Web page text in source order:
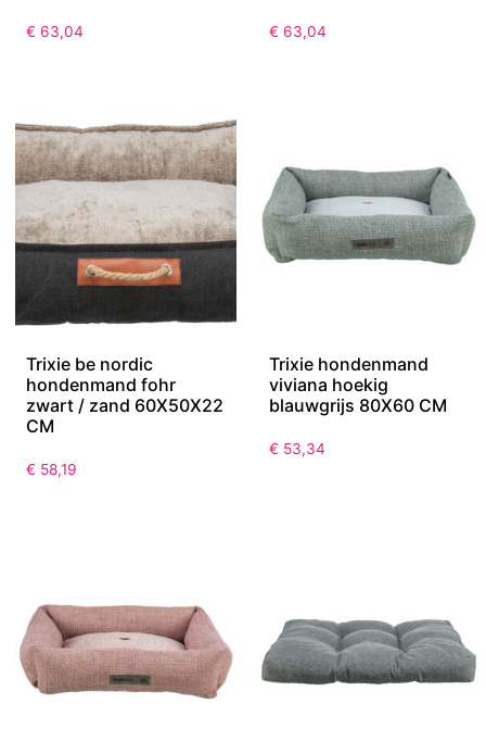
€ 63,04 € 63,04
Trixie be nordic
hondenmand fohr
zwart / zand 60X50X22
CM
€ 58,19
Trixie hondenmand
viviana hoekig
blauwgrijs 80X60 CM
€ 53,34